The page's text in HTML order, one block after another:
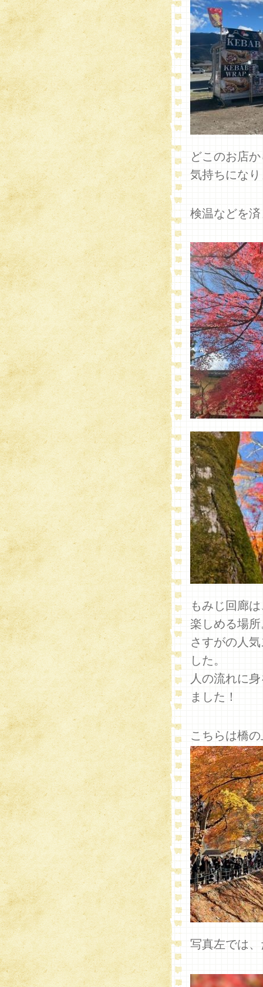
どこのお店
気持ちにな
検温などを
もみじ回廊
楽しめる場所
さすがの人
した。
人の流れに
ました！
こちらは橋
写真左では